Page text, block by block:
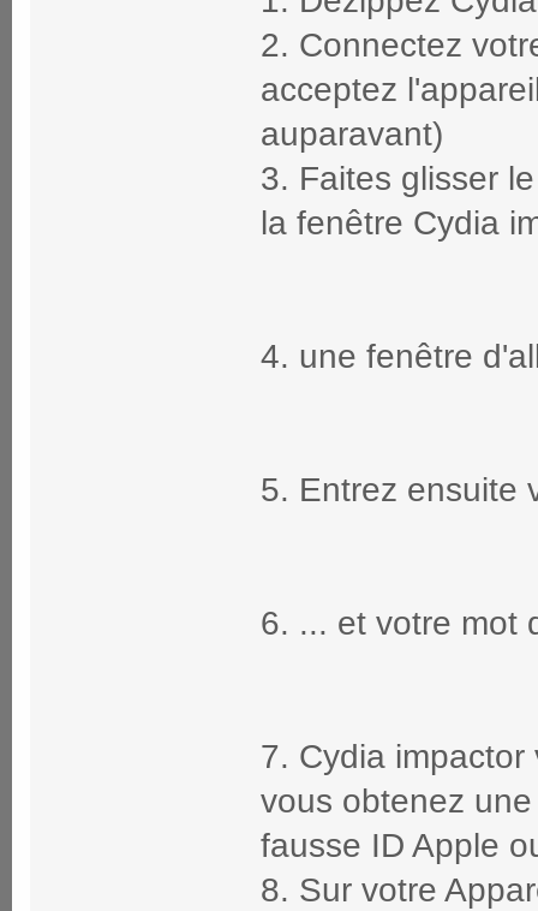
2. Connectez
acceptez
auparavant)
3. Faites glisser
la fenêtre Cydia
4. une fenêtre
5. Entrez ensuite
6. ... et votre mot
7. Cydia impactor
vous obtenez
fausse ID Apple
8. Sur votre